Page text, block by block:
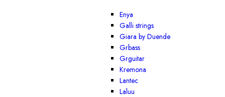
Enya
Galli strings
Giara by Duende
Grbass
Grguitar
Kremona
Lantec
Laluu